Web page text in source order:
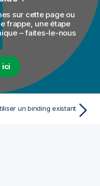
sur cette page ou
frappe, une étape
– faites-le-nous
ici
un binding existant